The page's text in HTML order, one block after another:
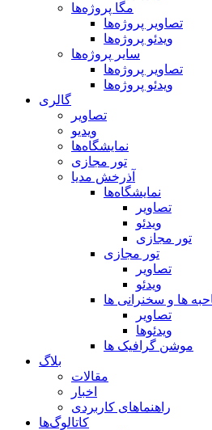
مگا پروژه‌ها
تصاویر پروژه‌ها
ویدئو پروژه‌ها
سایر پروژه‌ها
تصاویر پروژه‌ها
ویدئو پروژه‌ها
گالری
تصاویر
ویدیو
نمایشگاه‌ها
تور مجازی
آذرخش مدیا
نمایشگاه‌ها
تصاویر
ویدئو
تور مجازی
تور مجازی
تصاویر
ویدئو
ها و سخنرانی ها
تصاویر
ویدئوها
موشن گرافیک ها
بلاگ
مقالات
اخبار
راهنماهای کاربردی
کاتالوگ‌ها